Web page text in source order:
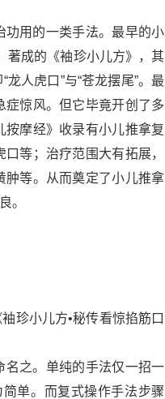
功用的一类手法。最早的小
著成的《袖珍小儿方》，其
人虎口”与“苍龙摆尾”。最
惊风。但它毕竟开创了多
摩经》收录有小儿推拿复
等；治疗范围大有拓展，
肿等。从而奠定了小儿推拿
。
珍小儿方•秘传看惊掐筋口
名之。单纯的手法仅一招一
单。而复式操作手法步骤